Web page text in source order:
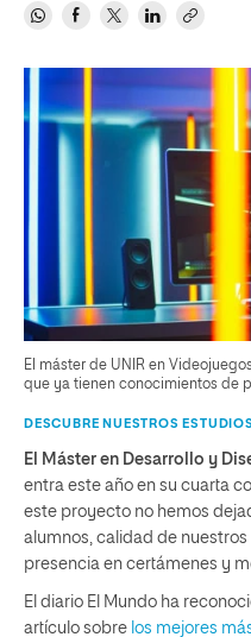
El máster de UNIR en
que ya tienen conocimientos de
DESCUBRE NUESTROS
El Máster en Desarrollo y
entra este año en su cuarta
este proyecto no hemos
alumnos, calidad de
presencia en certámenes y
El diario El Mundo ha
artículo sobre los mejores